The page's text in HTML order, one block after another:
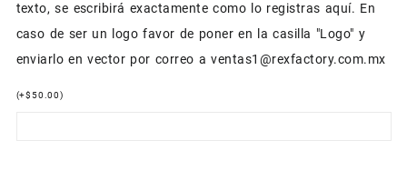
texto, se escribirá exactamente como lo registras aquí. En
caso de ser un logo favor de poner en la casilla "Logo" y
enviarlo en vector por correo a ventas1@rexfactory.com.mx
(+$50.00 )